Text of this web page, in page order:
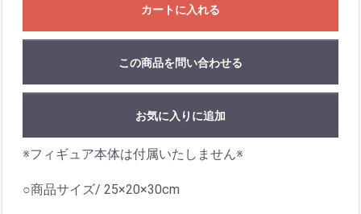
カートに入れる
この商品を問い合わせる
お気に入りに追加
※フィギュア本体は付属いたしません※
○商品サイズ/ 25×20×30cm